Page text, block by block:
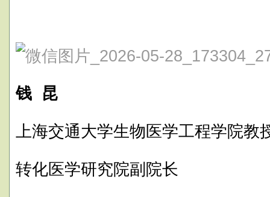
钱 昆
上海交通大学生物医学工程学院教
转化医学研究院副院长